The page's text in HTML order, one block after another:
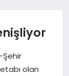
Şehir
olan